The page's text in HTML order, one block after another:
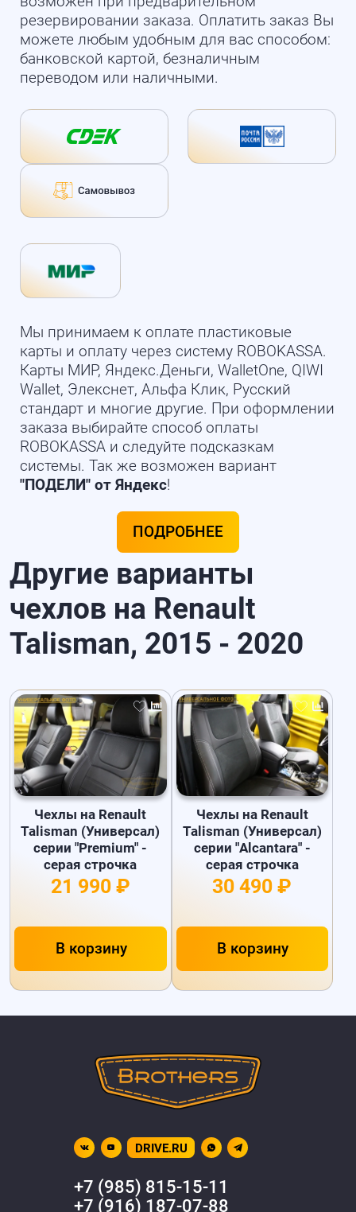
резервировании заказа. Оплатить заказ Вы
можете любым удобным для вас способом:
банковской картой, безналичным
переводом или наличными.
Мы принимаем к оплате пластиковые
карты и оплату через систему ROBOKASSA.
Карты МИР, Яндекс.Деньги, WalletOne, QIWI
Wallet, Элекснет, Альфа Клик, Русский
стандарт и многие другие. При оформлении
заказа выбирайте способ оплаты
ROBOKASSA и следуйте подсказкам
системы. Так же возможен вариант
"ПОДЕЛИ" от Яндекс!
ПОДРОБНЕЕ
Другие варианты
чехлов на Renault
Talisman, 2015 - 2020
Чехлы на Renault
Talisman (Универсал)
серии "Premium" -
серая строчка
21 990 ₽
В корзину
Чехлы на Renault
Talisman (Универсал)
серии "Alcantara" -
серая строчка
30 490 ₽
В корзину
DRIVE.RU
+7 (985) 815-15-11
+7 (916) 187-07-88